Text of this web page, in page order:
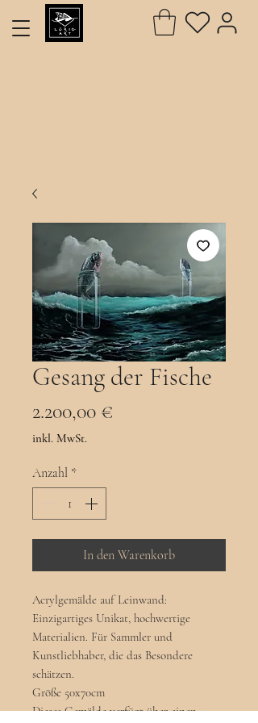
Gesang der Fische
2.200,00 €
inkl. MwSt.
Anzahl *
In den Warenkorb
Acrylgemälde auf Leinwand:
Einzigartiges Unikat, hochwertige
Materialien. Für Sammler und
Kunstliebhaber, die das Besondere
schätzen.
Größe 50x70cm
Dieses Gemälde verfügt über einen